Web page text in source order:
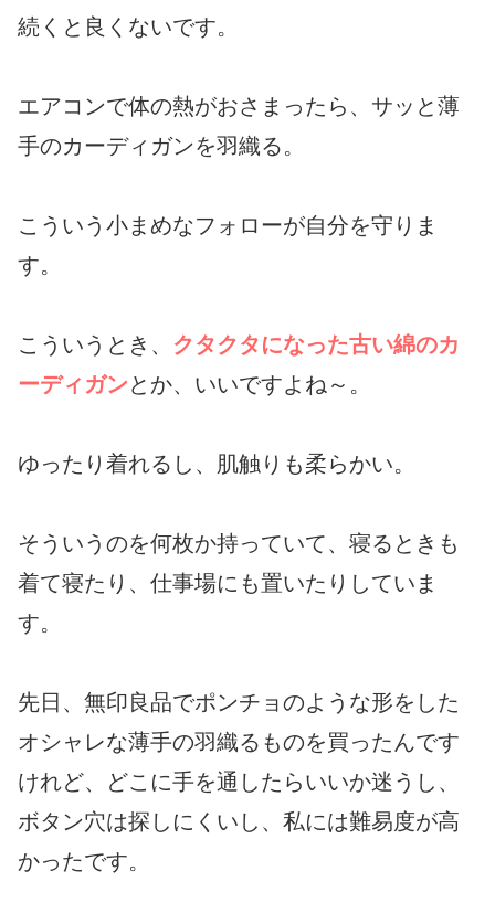
続くと良くないです。
エアコンで体の熱がおさまったら、サッと薄
手のカーディガンを羽織る。
こういう小まめなフォローが自分を守りま
す。
こういうとき、 クタクタになった古い綿のカ
ーディガンとか、いいですよね～。
ゆったり着れるし、肌触りも柔らかい。
そういうのを何枚か持っていて、寝るときも
着て寝たり、仕事場にも置いたりしていま
す。
先日、無印良品でポンチョのような形をした
オシャレな薄手の羽織るものを買ったんです
けれど、どこに手を通したらいいか迷うし、
ボタン穴は探しにくいし、私には難易度が高
かったです。